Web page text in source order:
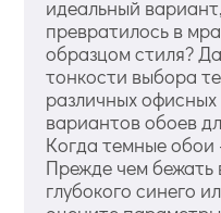
идеальный
превратилось в
образцом стиля?
тонкости выбора
различных
вариантов обоев
Когда темные
Прежде чем бежать
глубокого синего